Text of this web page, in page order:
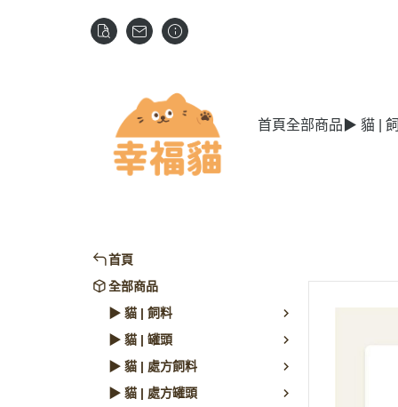
首頁全部商品 ▶ 貓 |
首頁
全部商品
▶ 貓 | 飼料
▶ 貓 | 罐頭
▶ 貓 | 處方飼料
▶ 貓 | 處方罐頭